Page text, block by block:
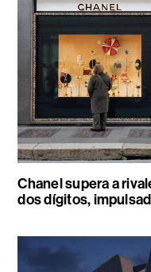
Chanel supera a
dos dígitos,